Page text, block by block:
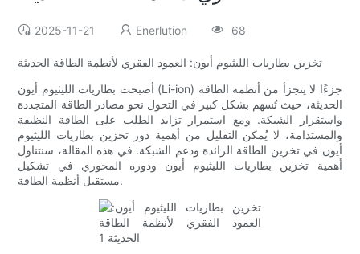
2025-11-21 Enerlution 68
تخزين بطاريات الليثيوم أيون: العمود الفقري لأنظمة الطاقة الحديثة
أصبحت بطاريات الليثيوم أيون (Li-ion) جزءًا لا يتجزأ من أنظمة الطاقة
الحديثة، حيث تُسهم بشكل كبير في التحول نحو مصادر الطاقة المتجددة
واستقرار الشبكة. ومع استمرار تزايد الطلب على الطاقة النظيفة
والمستدامة، لا يُمكن التقليل من أهمية دور تخزين بطاريات الليثيوم
أيون في تخزين الطاقة الزائدة ودعم الشبكة. في هذه المقالة، سنتناول
أهمية تخزين بطاريات الليثيوم أيون ودوره المحوري في تشكيل
مستقبل أنظمة الطاقة.